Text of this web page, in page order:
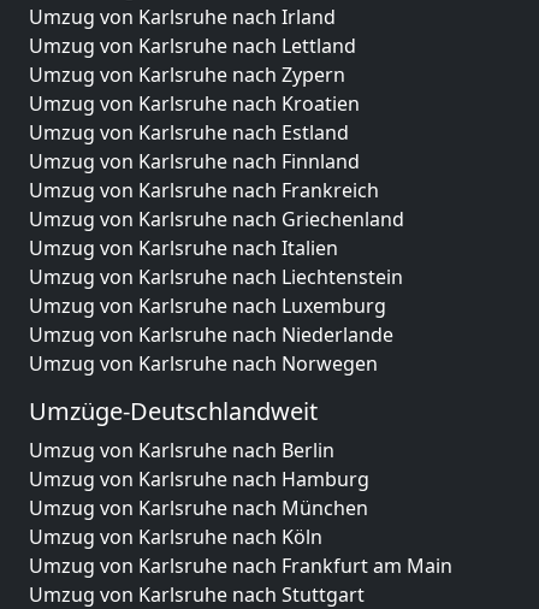
Umzug von Karlsruhe nach Irland
Umzug von Karlsruhe nach Lettland
Umzug von Karlsruhe nach Zypern
Umzug von Karlsruhe nach Kroatien
Umzug von Karlsruhe nach Estland
Umzug von Karlsruhe nach Finnland
Umzug von Karlsruhe nach Frankreich
Umzug von Karlsruhe nach Griechenland
Umzug von Karlsruhe nach Italien
Umzug von Karlsruhe nach Liechtenstein
Umzug von Karlsruhe nach Luxemburg
Umzug von Karlsruhe nach Niederlande
Umzug von Karlsruhe nach Norwegen
Umzüge-Deutschlandweit
Umzug von Karlsruhe nach Berlin
Umzug von Karlsruhe nach Hamburg
Umzug von Karlsruhe nach München
Umzug von Karlsruhe nach Köln
Umzug von Karlsruhe nach Frankfurt am Main
Umzug von Karlsruhe nach Stuttgart